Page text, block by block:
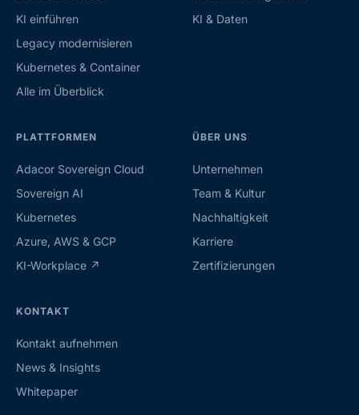
KI einführen
Legacy modernisieren
Kubernetes & Container
Alle im Überblick
KI & Daten
PLATTFORMEN
Adacor Sovereign Cloud
Sovereign AI
Kubernetes
Azure, AWS & GCP
KI-Workplace ↗
ÜBER UNS
Unternehmen
Team & Kultur
Nachhaltigkeit
Karriere
Zertifizierungen
KONTAKT
Kontakt aufnehmen
News & Insights
Whitepaper